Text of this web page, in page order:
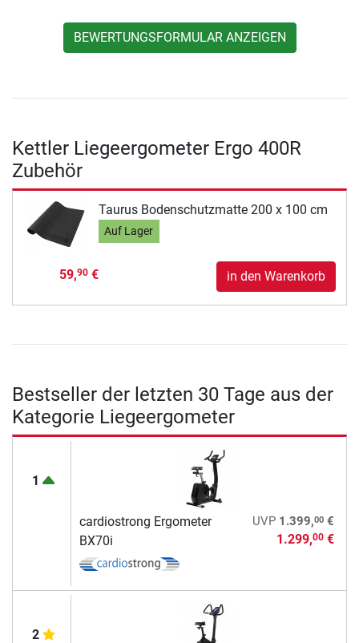
BEWERTUNGSFORMULAR ANZEIGEN
Kettler Liegeergometer Ergo 400R
Zubehör
Taurus Bodenschutzmatte 200 x 100 cm
Auf Lager
59,90€ in den Warenkorb
Bestseller der letzten 30 Tage aus der
Kategorie Liegeergometer
1
cardiostrong Ergometer
BX70i
UVP 1.399,00€
1.299,00€
2